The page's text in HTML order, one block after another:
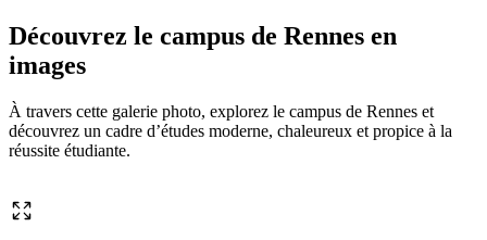
Découvrez le campus de Rennes en
images
À travers cette galerie photo, explorez le campus de Rennes et
découvrez un cadre d’études moderne, chaleureux et propice à la
réussite étudiante.